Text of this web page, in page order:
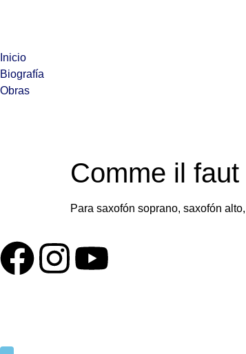
Inicio
Biografía
Obras
Comme il faut
Para saxofón soprano, saxofón